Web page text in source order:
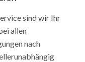
sind wir Ihr
allen
nach